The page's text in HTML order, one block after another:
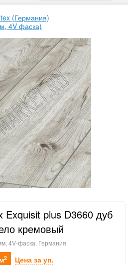
(Германия)
4V фаска)
Exquisit plus D3660 дуб
кремовый
4V-фаска, Германия
2 Цена за уп.